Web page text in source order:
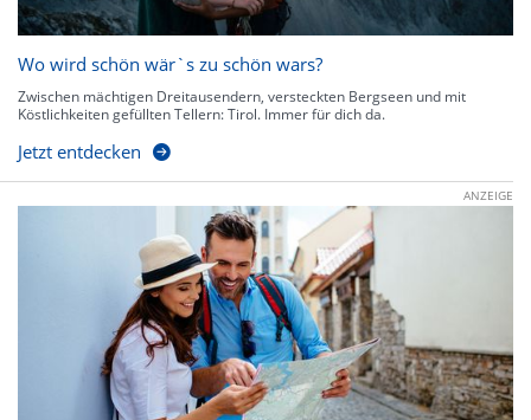
Wo wird schön wär`s zu schön wars?
Zwischen mächtigen Dreitausendern, versteckten Bergseen und mit
Köstlichkeiten gefüllten Tellern: Tirol. Immer für dich da.
Jetzt entdecken
ANZEIGE